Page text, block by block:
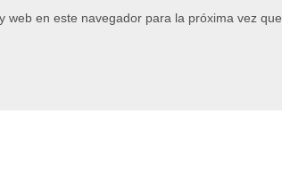
web en este navegador para la próxima vez que